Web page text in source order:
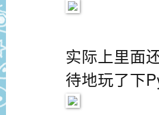
实际上里面
待地玩了下